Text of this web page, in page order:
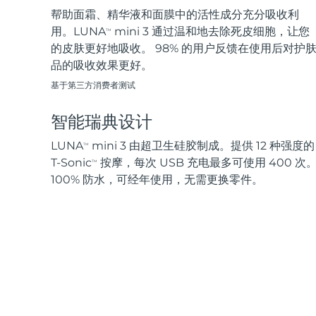
帮助面霜、精华液和面膜中的活性成分充分吸收利
用。LUNATM
mini 3 通过温和地去除死皮细胞，让您
的皮肤更好地吸收。 98% 的用户反馈在使用后对护肤
品的吸收效果更好。
基于第三方消费者测试
智能瑞典设计
LUNATM
mini 3 由超卫生硅胶制成。提供 12 种强度的
T-SonicTM
按摩，每次 USB 充电最多可使用 400 次
100% 防水，可经年使用，无需更换零件。